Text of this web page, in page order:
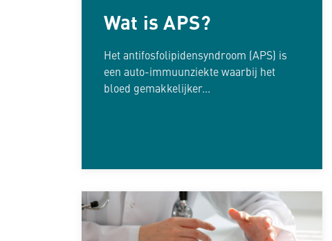
Wat is APS?
Het antifosfolipidensyndroom (APS) is
een auto-immuunziekte waarbij het
bloed gemakkelijker...